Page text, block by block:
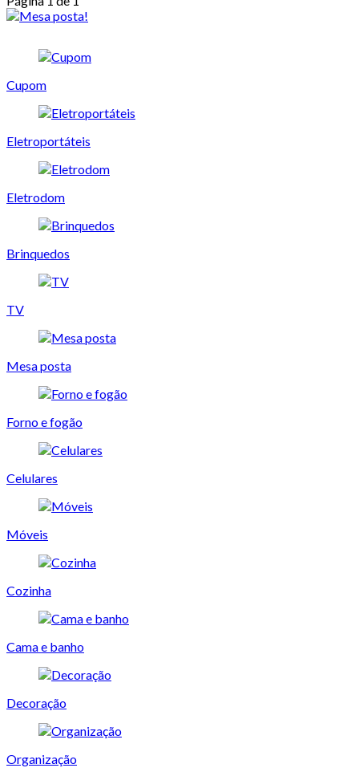
Cupom
Eletroportáteis
Eletrodom
Brinquedos
TV
Mesa posta
Forno e fogão
Celulares
Móveis
Cozinha
Cama e banho
Decoração
Organização